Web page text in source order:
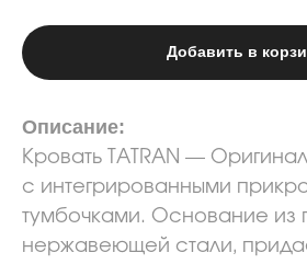
Добавить в
Описание:
Кровать TATRAN —
с интегрированными
тумбочками. Основание из
нержавеющей стали,